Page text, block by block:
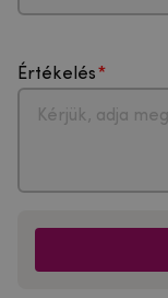
Értékelés